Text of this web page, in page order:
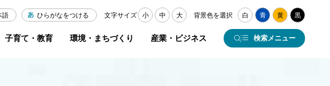
語 ひらがなをつける 文字サイズ 小 中 大 背景色を選択 白 青 黄 黒
子育て・教育 環境・まちづくり 産業・ビジネス 検索メニュー